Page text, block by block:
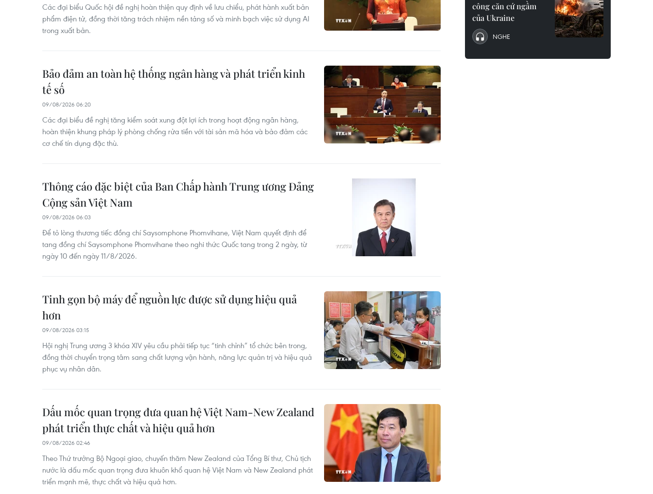
Các đại biểu Quốc hội đề nghị hoàn thiện quy định về lưu chiểu, phát hành xuất bản
phẩm điện tử, đồng thời tăng trách nhiệm nền tảng số và minh bạch việc sử dụng AI
trong xuất bản.
Bảo đảm an toàn hệ thống ngân hàng và phát triển kinh
tế số
09/08/2026 06:20
Các đại biểu đề nghị tăng kiểm soát xung đột lợi ích trong hoạt động ngân hàng,
hoàn thiện khung pháp lý phòng chống rửa tiền với tài sản mã hóa và bảo đảm các
cơ chế tín dụng đặc thù.
Thông cáo đặc biệt của Ban Chấp hành Trung ương Đảng
Cộng sản Việt Nam
09/08/2026 06:03
Để tỏ lòng thương tiếc đồng chí Saysomphone Phomvihane, Việt Nam quyết định để
tang đồng chí Saysomphone Phomvihane theo nghi thức Quốc tang trong 2 ngày, từ
ngày 10 đến ngày 11/8/2026.
Tinh gọn bộ máy để nguồn lực được sử dụng hiệu quả
hơn
09/08/2026 03:15
Hội nghị Trung ương 3 khóa XIV yêu cầu phải tiếp tục “tinh chỉnh” tổ chức bên trong,
đồng thời chuyển trọng tâm sang chất lượng vận hành, năng lực quản trị và hiệu quả
phục vụ nhân dân.
Dấu mốc quan trọng đưa quan hệ Việt Nam-New Zealand
phát triển thực chất và hiệu quả hơn
09/08/2026 02:46
Theo Thứ trưởng Bộ Ngoại giao, chuyến thăm New Zealand của Tổng Bí thư, Chủ tịch
nước là dấu mốc quan trọng đưa khuôn khổ quan hệ Việt Nam và New Zealand phát
triển mạnh mẽ, thực chất và hiệu quả hơn.
công căn cứ ngầm
của Ukraine
NGHE